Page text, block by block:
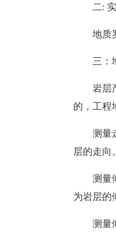
二:
地质
三：
岩层
的，工程
测量
层的走向。
测量
为岩层的
测量